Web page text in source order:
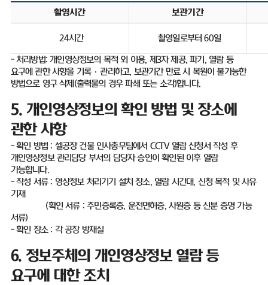
촬영시간 보관기간
24시간 촬영일로부터60일
-처리방법:개인영상정보의 목적 외 이용, 제 3자 제공,파기 , 열람 등
요구에 관한 사항을 기록·관리하고, 보관기간 만료 시 복원이 불가능한
방법으로 영구 삭제 (출력물의 경우 파쇄 또는 소각)합니다.
5. 개인영상정보의 확인 방법 및 장소에
관한 사항
-확인 방법 : 셀공장 건물 인사총무팀에서 CCTV 열람 신청서 작성 후
개인영상정보 관리담당 부서의 담당자 승인이 확인된 이후 열람
가능합니다.
-작성 서류: 영상정보 처리기기 설치 장소, 열람 시간대, 신청 목적 및 사유
기재
(확인 서류 :주민증록증, 운전면허증, 사원증 등 신분 증명 가능
서류)
-확인 장소 : 각 공장 방재실
6. 정보주체의 개인영상정보 열람 등
요구에 대한 조치